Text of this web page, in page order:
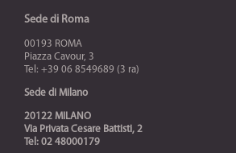
Sede di Roma
00193 ROMA
Piazza Cavour, 3
Tel: +39 06 8549689 (3 ra)
Sede di Milano
20122 MILANO
Via Privata Cesare Battisti, 2
Tel: 02 48000179